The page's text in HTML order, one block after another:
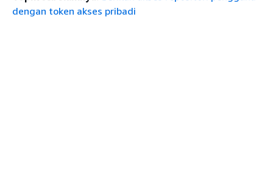
dengan token akses pribadi